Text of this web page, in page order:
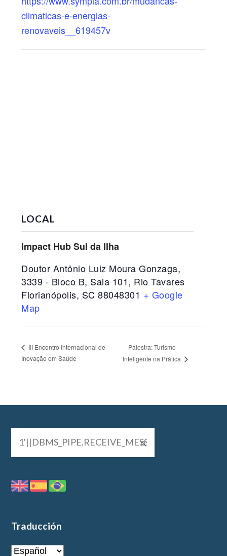
climaticas-e-energias-
renovaveis__619457v
LOCAL
Impact Hub Sul da Ilha
Doutor Antônio Luiz Moura Gonzaga,
3339 - Bloco B, Sala 101, Rio Tavares
Florianópolis, SC 88048301 + Google
Map
III Encontro Internacional de
Inovação em Saúde
Palestra: Turismo
Inteligente na Prática
Traducción